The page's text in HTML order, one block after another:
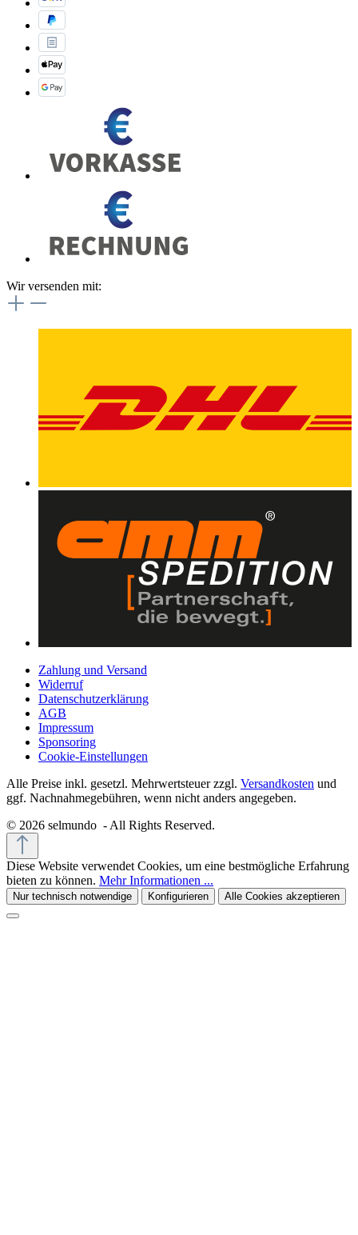
Wir versenden mit:
Zahlung und Versand
Widerruf
Datenschutzerklärung
AGB
Impressum
Sponsoring
Cookie-Einstellungen
Alle Preise inkl. gesetzl. Mehrwertsteuer zzgl. Versandkosten und
ggf. Nachnahmegebühren, wenn nicht anders angegeben.
© 2026 selmundo - All Rights Reserved.
Diese Website verwendet Cookies, um eine bestmögliche Erfahrung
bieten zu können. Mehr Informationen ...
Nur technisch notwendige Konfigurieren Alle Cookies akzeptieren